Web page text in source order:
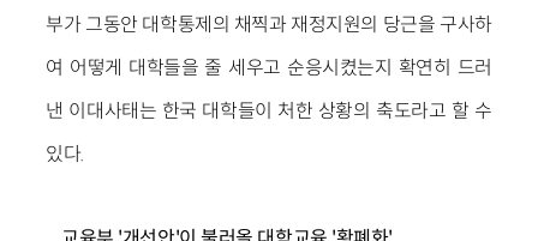
부가 그동안 대학통제의 채찍과 재정지원의 당근을 구사하
여 어떻게 대학들을 줄 세우고 순응시켰는지 확연히 드러
낸 이대사태는 한국 대학들이 처한 상황의 축도라고 할 수
있다.